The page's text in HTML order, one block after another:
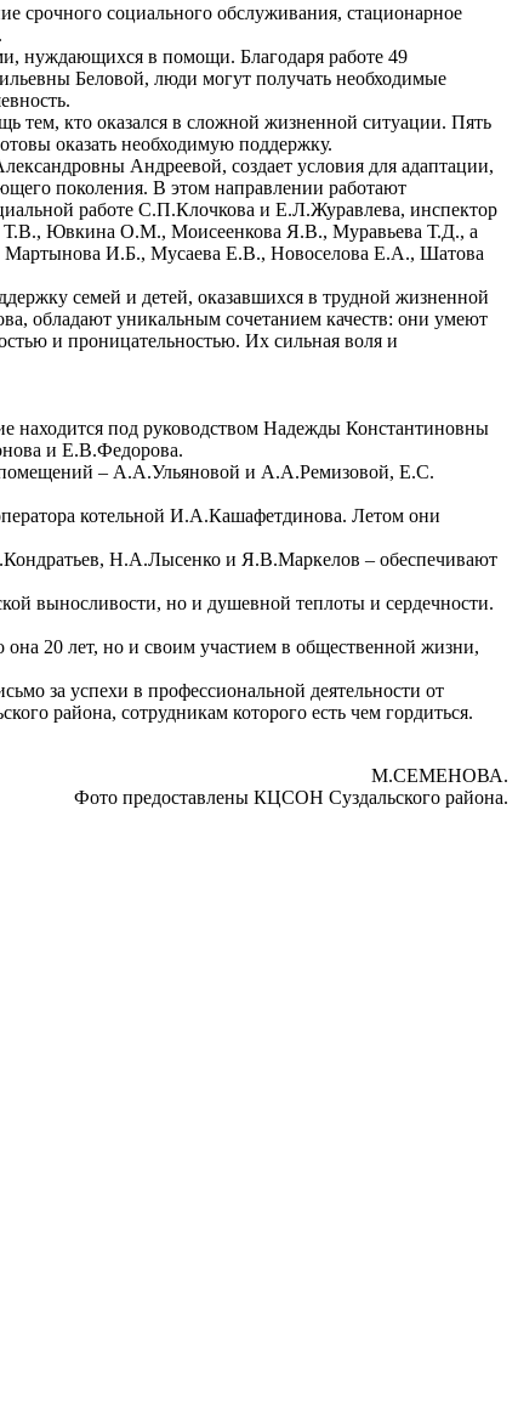
срочного социального обслуживания, стационарное
нуждающихся в помощи. Благодаря работе 49
Беловой, люди могут получать необходимые
тем, кто оказался в сложной жизненной ситуации. Пять
оказать необходимую поддержку.
Андреевой, создает условия для адаптации,
поколения. В этом направлении работают
работе С.П.Клочкова и Е.Л.Журавлева, инспектор
Т.В., Ювкина О.М., Моисеенкова Я.В., Муравьева Т.Д., а
И.Б., Мусаева Е.В., Новоселова Е.А., Шатова
семей и детей, оказавшихся в трудной жизненной
обладают уникальным сочетанием качеств: они умеют
и проницательностью. Их сильная воля и
находится под руководством Надежды Константиновны
и Е.В.Федорова.
помещений – А.А.Ульяновой и А.А.Ремизовой, Е.С.
котельной И.А.Кашафетдинова. Летом они
Н.А.Лысенко и Я.В.Маркелов – обеспечивают
выносливости, но и душевной теплоты и сердечности.
она 20 лет, но и своим участием в общественной жизни,
за успехи в профессиональной деятельности от
района, сотрудникам которого есть чем гордиться.
М.СЕМЕНОВА.
Фото предоставлены КЦСОН Суздальского района.